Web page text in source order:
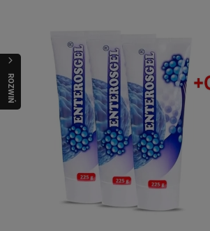
R
O
Z
W
I
Ń
O
B
I